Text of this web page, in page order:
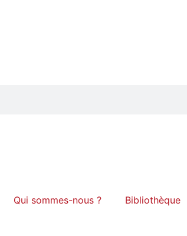
Qui sommes-nous ? Bibliothèque